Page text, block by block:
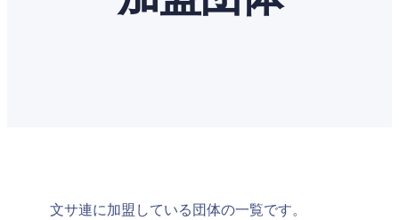
文サ連に加盟している団体の一覧です。